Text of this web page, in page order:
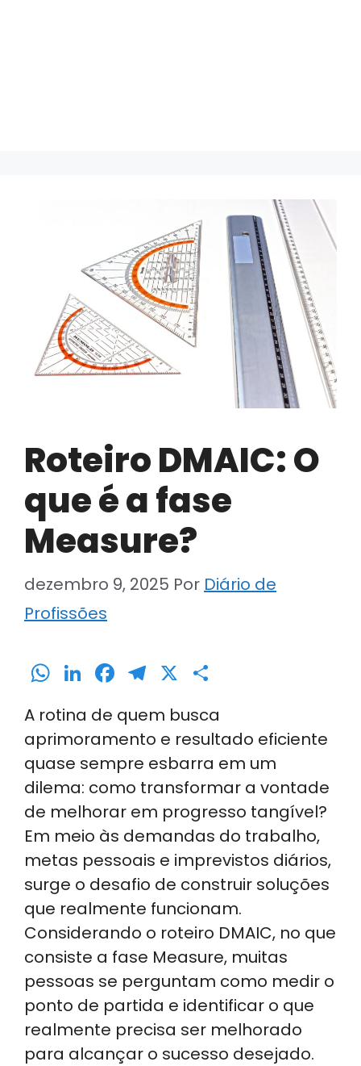
Roteiro DMAIC: O
que é a fase
Measure?
dezembro 9, 2025 Por Diário de
Profissões
W
a
ts
A
p
p
Li
k
e
dI
n
F
c
e
b
o
o
k
T
e
gr
a
m
X
ar
e
A rotina de quem busca
aprimoramento e resultado eficiente
quase sempre esbarra em um
dilema: como transformar a vontade
de melhorar em progresso tangível?
Em meio às demandas do trabalho,
metas pessoais e imprevistos diários,
surge o desafio de construir soluções
que realmente funcionam.
Considerando o roteiro DMAIC, no que
consiste a fase Measure, muitas
pessoas se perguntam como medir o
ponto de partida e identificar o que
realmente precisa ser melhorado
para alcançar o sucesso desejado.